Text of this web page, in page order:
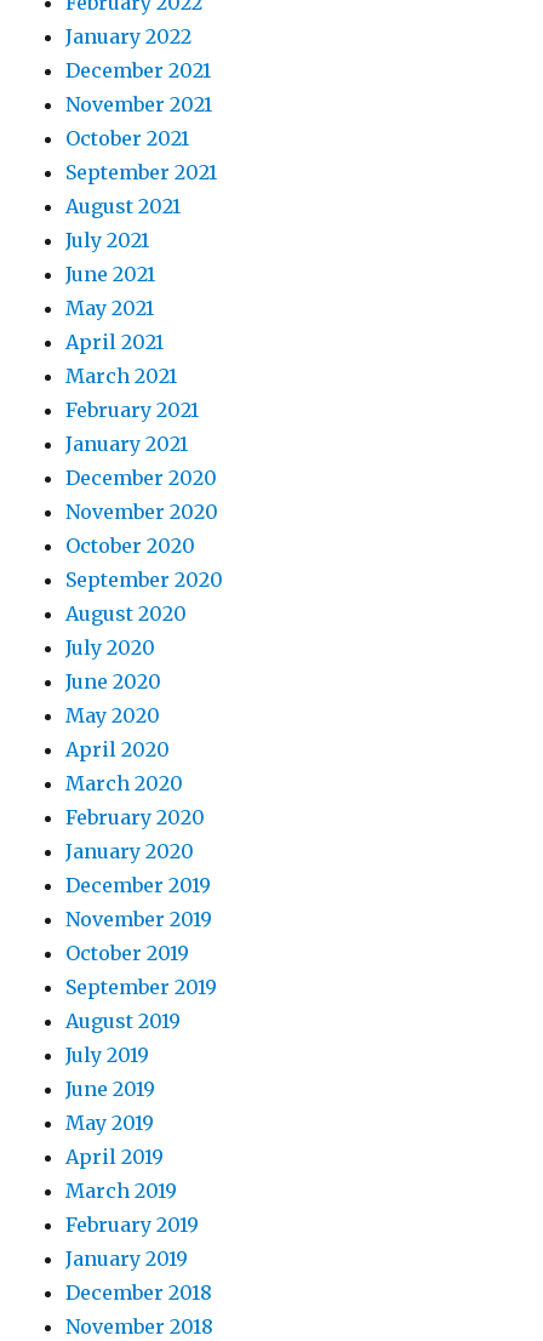
January 2022
December 2021
November 2021
October 2021
September 2021
August 2021
July 2021
June 2021
May 2021
April 2021
March 2021
February 2021
January 2021
December 2020
November 2020
October 2020
September 2020
August 2020
July 2020
June 2020
May 2020
April 2020
March 2020
February 2020
January 2020
December 2019
November 2019
October 2019
September 2019
August 2019
July 2019
June 2019
May 2019
April 2019
March 2019
February 2019
January 2019
December 2018
November 2018